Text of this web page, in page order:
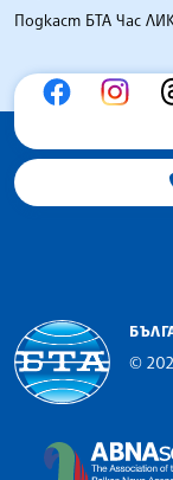
Подкаст БТА Час
©